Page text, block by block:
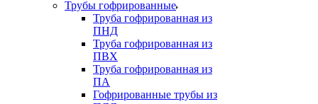
Трубы гофрированные
Труба гофрированная из
ПНД
Труба гофрированная из
ПВХ
Труба гофрированная из
ПА
Гофрированные трубы из